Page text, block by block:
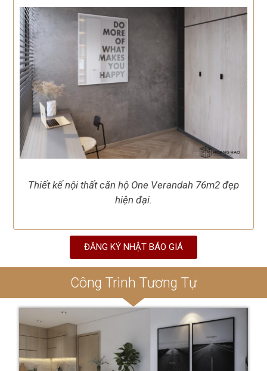
Thiết kế nội thất căn hộ One Verandah 76m2 đẹp
hiện đại.
ĐĂNG KÝ NHẬT BÁO GIÁ
Công Trình Tương Tự